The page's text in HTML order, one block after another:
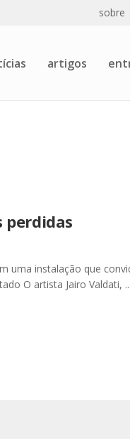
sobre
artigos
perdidas
uma instalação que
O artista Jairo Valdati, ...